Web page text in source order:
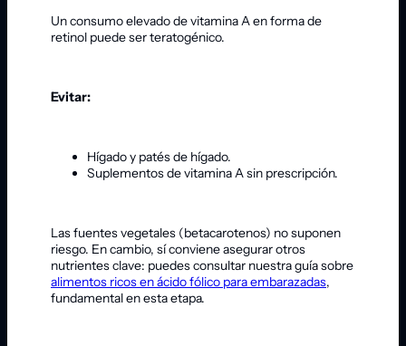
Un consumo elevado de vitamina A en forma de
retinol puede ser teratogénico.
Evitar:
Hígado y patés de hígado.
Suplementos de vitamina A sin prescripción.
Las fuentes vegetales (betacarotenos) no suponen
riesgo. En cambio, sí conviene asegurar otros
nutrientes clave: puedes consultar nuestra guía sobre
alimentos ricos en ácido fólico para embarazadas,
fundamental en esta etapa.